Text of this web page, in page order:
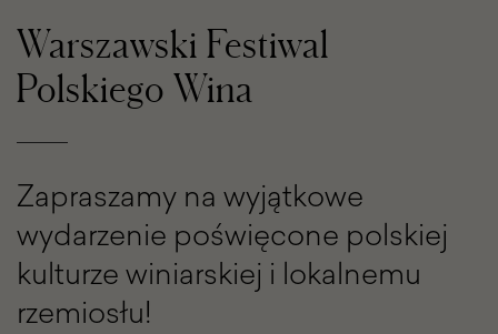
Warszawski Festiwal
Polskiego Wina
Zapraszamy na wyjątkowe
wydarzenie poświęcone polskiej
kulturze winiarskiej i lokalnemu
rzemiosłu!